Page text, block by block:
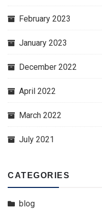
February 2023
January 2023
December 2022
April 2022
March 2022
July 2021
CATEGORIES
blog